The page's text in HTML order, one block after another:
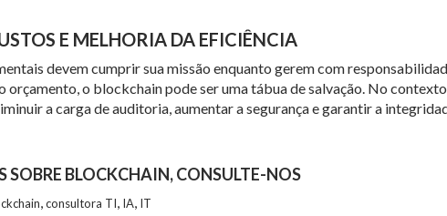
E MELHORIA DA EFICIÊNCIA
devem cumprir sua missão enquanto gerem com
orçamento, o blockchain pode ser uma tábua de salvação. No
a carga de auditoria, aumentar a segurança e garantir a
SOBRE BLOCKCHAIN, CONSULTE-NOS
,consultora TI, IA, IT